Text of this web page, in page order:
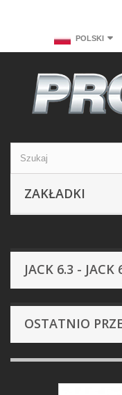
POLSKI
ZAKŁADKI
JACK 6.3 - JACK
OSTATNIO